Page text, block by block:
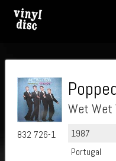
832 726-1
Wet Wet
1987
Portugal